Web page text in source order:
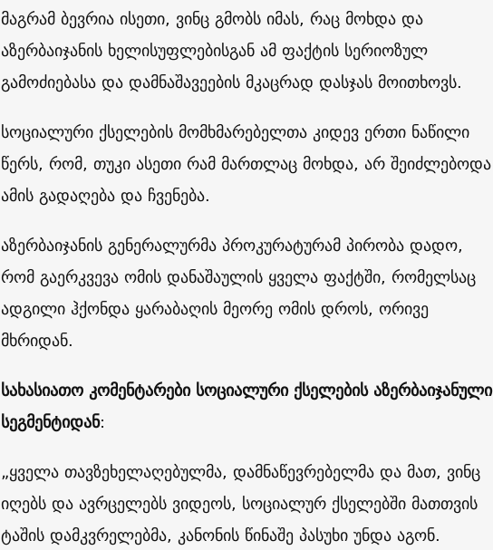
მაგრამ ბევრია ისეთი, ვინც გმობს იმას, რაც მოხდა და
აზერბაიჯანის ხელისუფლებისგან ამ ფაქტის სერიოზულ
გამოძიებასა და დამნაშავეების მკაცრად დასჯას მოითხოვს.
სოციალური ქსელების მომხმარებელთა კიდევ ერთი ნაწილი
წერს, რომ, თუკი ასეთი რამ მართლაც მოხდა, არ შეიძლებოდა
ამის გადაღება და ჩვენება.
აზერბაიჯანის გენერალურმა პროკურატურამ პირობა დადო,
რომ გაერკვევა ომის დანაშაულის ყველა ფაქტში, რომელსაც
ადგილი ჰქონდა ყარაბაღის მეორე ომის დროს, ორივე
მხრიდან.
სახასიათო კომენტარები სოციალური ქსელების აზერბაიჯანული
სეგმენტიდან:
„ყველა თავზეხელაღებულმა, დამნაწევრებელმა და მათ, ვინც
იღებს და ავრცელებს ვიდეოს, სოციალურ ქსელებში მათთვის
ტაშის დამკვრელებმა, კანონის წინაშე პასუხი უნდა აგონ.